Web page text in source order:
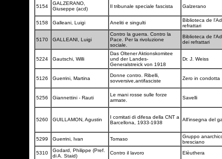
5154
GALZERANO,
Giuseppe (acd)
Il tribunale speciale fascista Galzerano
5158 Galleani, Luigi Aneliti e singulti
Biblioteca de
refrattari
5170 GALLEANI, Luigi
Contro la guerra. Contro la
Pace. Per la rivoluzione
sociale.
Biblioteca de
dei refrattari
5224 Gautschi, Willi
Das Oltener Aktionskomitee
und der Landes-
Generalstreick von 1918
Dr. J. Weiss
5126 Guerrini, Martina
Donne contro. Ribelli,
sovversive,antifasciste
Zero in condotta
5256 Giannettini - Rauti
Le mani rosse sulle forze
armate.
Savelli
5260 GUILLAMON, Agustin
I comitati di difesa della CNT a
Barcellona, 1933-1938
All'insegna del
5299 Guerrini, Ivan Tomaso
Gruppo
bresciano
5310
Godard, Philippe (Pref.
di A. Staid)
Contro il lavoro Elèuthera